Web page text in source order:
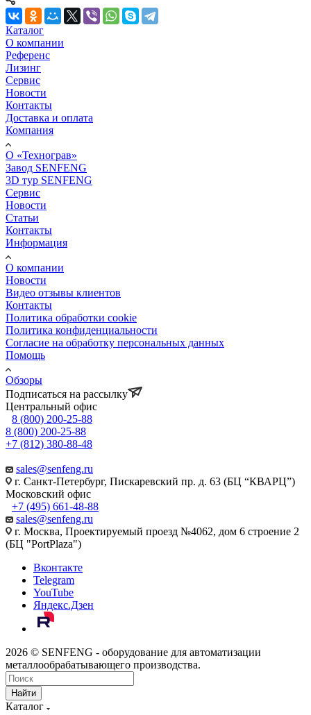
Каталог
О компании
Референс
Лизинг
Сервис
Новости
Контакты
Доставка и оплата
Компания
О «Технограв»
Завод SENFENG
3D тур SENFENG
Сервис
Новости
Статьи
Контакты
Информация
О компании
Новости
Видео отзывы клиентов
Контакты
Политика обработки cookie
Политика конфиденциальности
Согласие на обработку персональных данных
Помощь
Обзоры
Подписаться на рассылку
Центральный офис
8 (800) 200-25-88
8 (800) 200-25-88
+7 (812) 380-88-48
sales@senfeng.ru
г. Санкт-Петербург, Пискаревский пр. д. 63 (БЦ “КВАРЦ”)
Московский офис
+7 (495) 661-48-88
sales@senfeng.ru
г. Москва, Проектируемый проезд №4062, дом 6 строение 2
(БЦ "PortPlaza")
Вконтакте
Telegram
YouTube
Яндекс.Дзен
2026 © SENFENG - оборудование для автоматизации
металлообрабатывающего производства.
Найти
Каталог